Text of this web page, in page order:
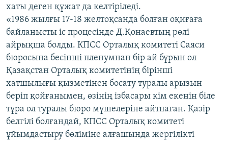
хаты деген құжат да келтіріледі.
«1986 жылғы 17-18 желтоқсанда болған оқиғаға
байланысты іс процесінде Д.Қонаевтың рөлі
айрықша болды. КПСС Орталық комитеті Саяси
бюросына бесінші пленумнан бір ай бұрын ол
Қазақстан Орталық комитетінің бірінші
хатшылығы қызметінен босату туралы арызын
беріп қойғанымен, өзінің ізбасары кім екенін біле
тұра ол туралы бюро мүшелеріне айтпаған. Қазір
белгілі болғандай, КПСС Орталық комитеті
ұйымдастыру бөліміне алғашында жергілікті